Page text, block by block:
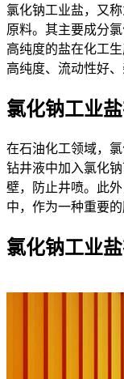
氯化钠工业盐，又
原料。其主要成分
高纯度的盐在化工
高纯度、流动性好
氯化钠工业
在石油化工领域，
钻井液中加入氯化
壁，防止井喷。此
中，作为一种重要的
氯化钠工业